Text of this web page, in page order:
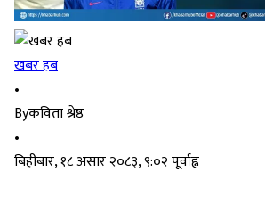
खबर हब
•
Byकविता श्रेष्ठ
•
बिहीबार, १८ असार २०८३, ९:०२ पूर्वाह्न